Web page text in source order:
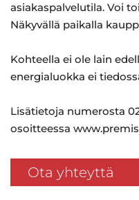
asiakaspalvelutila. Voi
Näkyvällä paikalla
Kohteella ei ole lain
energialuokka ei
Lisätietoja numerosta
osoitteessa
Ota yhteyttä